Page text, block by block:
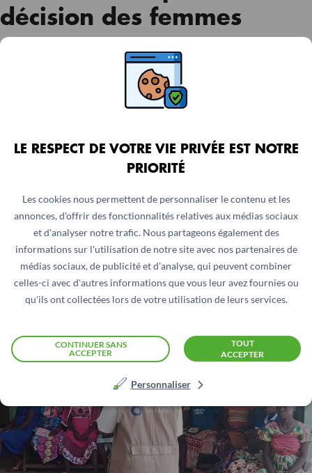
LE RESPECT DE VOTRE VIE PRIVÉE EST NOTRE
PRIORITÉ
Les cookies nous permettent de personnaliser le contenu et les
annonces, d'offrir des fonctionnalités relatives aux médias sociaux
et d'analyser notre trafic. Nous partageons également des
informations sur l'utilisation de notre site avec nos partenaires de
médias sociaux, de publicité et d'analyse, qui peuvent combiner
celles-ci avec d'autres informations que vous leur avez fournies ou
qu'ils ont collectées lors de votre utilisation de leurs services.
TOUT
ACCEPTER
CONTINUER SANS
ACCEPTER
Personnaliser
décision des femmes
De la même manière, les leaders locaux ont été
sensibilisés et des groupes ANJE – alimentation du
nourrisson et du jeune enfant – ont été créés. En quatre
l’importance de la mise au sein de l’enfant dans les heures
suivant sa naissance, de l’allaitement maternel exclusif
6 mois et de la poursuite de l’allaitement maternel jusqu’à
24 mois ou plus. Elles touchent parfois à d’autres
pratiques familiales essentielles également, telles que la
vaccination et la vermifugation des enfants en bas âge.